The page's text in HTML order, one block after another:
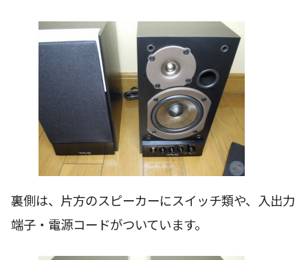
裏側は、片方のスピーカーにスイッチ類や、入出力
端子・電源コードがついています。